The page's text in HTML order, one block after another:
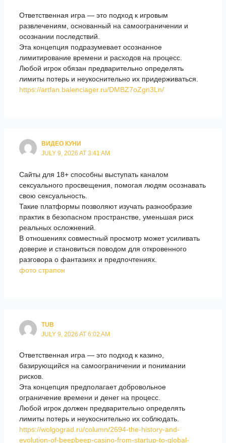
Ответственная игра — это подход к игровым
развлечениям, основанный на самоограничении и
осознании последствий.
Эта концепция подразумевает осознанное
лимитирование времени и расходов на процесс.
Любой игрок обязан предварительно определять
лимиты потерь и неукоснительно их придерживаться.
https://artfan.balenciager.ru/DMBZ7oZgn3Ln/
ВИДЕО КУНИ
JULY 9, 2026 AT 3:41 AM
Сайты для 18+ способны выступать каналом
сексуального просвещения, помогая людям осознавать
свою сексуальность.
Такие платформы позволяют изучать разнообразие
практик в безопасном пространстве, уменьшая риск
реальных осложнений.
В отношениях совместный просмотр может усиливать
доверие и становиться поводом для откровенного
разговора о фантазиях и предпочтениях.
фото страпон
TUB
JULY 9, 2026 AT 6:02 AM
Ответственная игра — это подход к казино,
базирующийся на самоограничении и понимании
рисков.
Эта концепция предполагает добровольное
ограничение времени и денег на процесс.
Любой игрок должен предварительно определять
лимиты потерь и неукоснительно их соблюдать.
https://wolgograd.ru/column/2694-the-history-and-
evolution-of-beepbeep-casino-from-startup-to-global-